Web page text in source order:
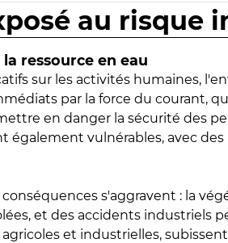
au risque
ressource en eau
sur les activités humaines,
par la force du courant,
en danger la sécurité des
également vulnérables, avec des
s'aggravent : la
et des accidents industriels
et industrielles,